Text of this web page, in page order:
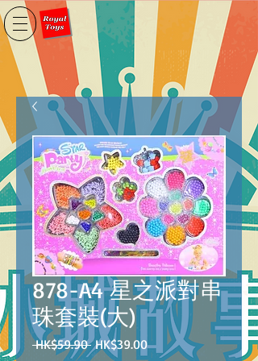
878-A4 星之派對串
珠套裝(大)
HK$59.90 一HK$39.00促